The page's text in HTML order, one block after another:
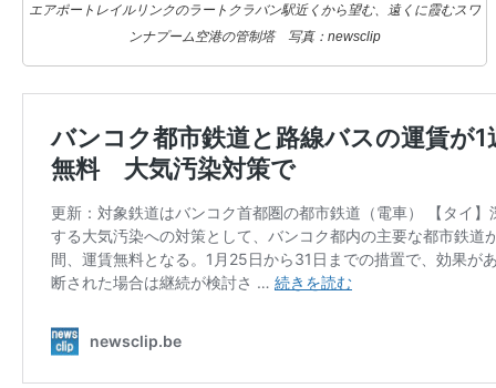
エアポートレイルリンクのラートクラバン駅近くから望む、遠くに霞むスワ
ンナプーム空港の管制塔 写真：newsclip